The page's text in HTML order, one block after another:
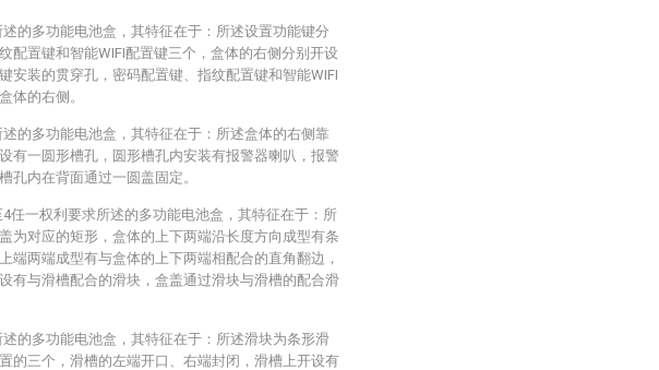
的多功能电池盒，其特征在于：所述设置功能键分
配置键和智能WIFI配置键三个，盒体的右侧分别开设
安装的贯穿孔，密码配置键、指纹配置键和智能WIFI
体的右侧。
的多功能电池盒，其特征在于：所述盒体的右侧靠
有一圆形槽孔，圆形槽孔内安装有报警器喇叭，报警
孔内在背面通过一圆盖固定。
任一权利要求所述的多功能电池盒，其特征在于：所
为对应的矩形，盒体的上下两端沿长度方向成型有条
端两端成型有与盒体的上下两端相配合的直角翻边，
有与滑槽配合的滑块，盒盖通过滑块与滑槽的配合滑
的多功能电池盒，其特征在于：所述滑块为条形滑
的三个，滑槽的左端开口、右端封闭，滑槽上开设有